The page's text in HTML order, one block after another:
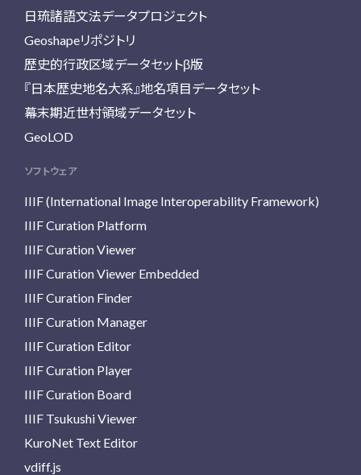
日琉諸語文法データプロジェクト
Geoshapeリポジトリ
歴史的行政区域データセットβ版
『日本歴史地名大系』地名項目データセット
幕末期近世村領域データセット
GeoLOD
ソフトウェア
IIIF (International Image Interoperability Framework)
IIIF Curation Platform
IIIF Curation Viewer
IIIF Curation Viewer Embedded
IIIF Curation Finder
IIIF Curation Manager
IIIF Curation Editor
IIIF Curation Player
IIIF Curation Board
IIIF Tsukushi Viewer
KuroNet Text Editor
vdiff.js